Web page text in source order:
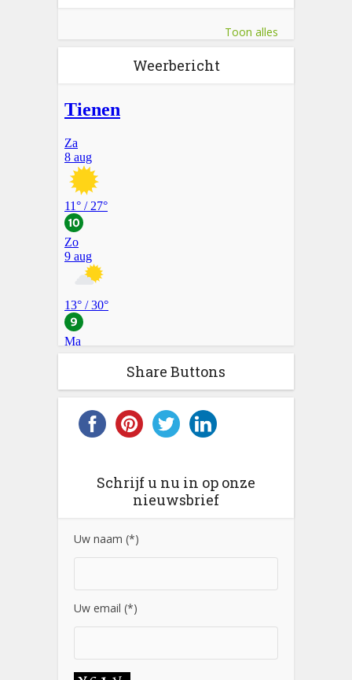
Toon alles
Weerbericht
Share Buttons
Schrijf u nu in op onze
nieuwsbrief
Uw naam (*)
Uw email (*)